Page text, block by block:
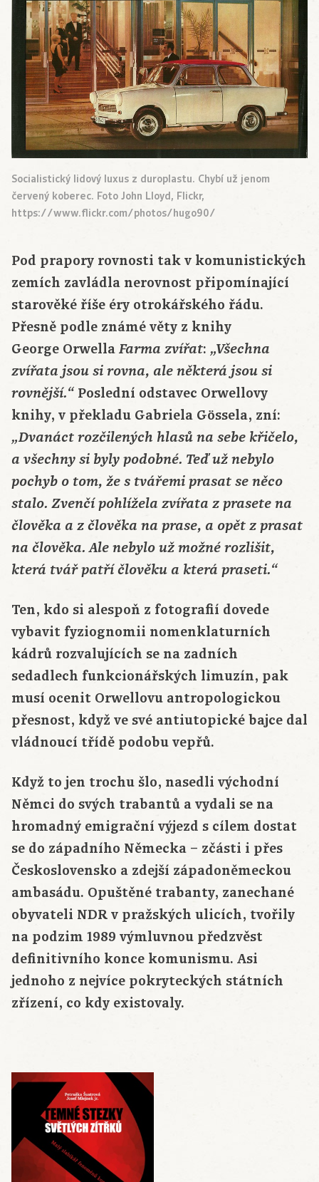
Socialistický lidový luxus z duroplastu. Chybí už jenom
červený koberec. Foto John Lloyd, Flickr,
https://www.flickr.com/photos/hugo90/
Pod prapory rovnosti tak v komunistických
zemích zavládla nerovnost připomínající
starověké říše éry otrokářského řádu.
Přesně podle známé věty z knihy
George Orwella Farma zvířat: „Všechna
zvířata jsou si rovna, ale některá jsou si
rovnější.“ Poslední odstavec Orwellovy
knihy, v překladu Gabriela Gössela, zní:
„Dvanáct rozčilených hlasů na sebe křičelo,
a všechny si byly podobné. Teď už nebylo
pochyb o tom, že s tvářemi prasat se něco
stalo. Zvenčí pohlížela zvířata z prasete na
člověka a z člověka na prase, a opět z prasat
na člověka. Ale nebylo už možné rozlišit,
která tvář patří člověku a která praseti.“
Ten, kdo si alespoň z fotografií dovede
vybavit fyziognomii nomenklaturních
kádrů rozvalujících se na zadních
sedadlech funkcionářských limuzín, pak
musí ocenit Orwellovu antropologickou
přesnost, když ve své antiutopické bajce dal
vládnoucí třídě podobu vepřů.
Když to jen trochu šlo, nasedli východní
Němci do svých trabantů a vydali se na
hromadný emigrační výjezd s cílem dostat
se do západního Německa – zčásti i přes
Československo a zdejší západoněmeckou
ambasádu. Opuštěné trabanty, zanechané
obyvateli NDR v pražských ulicích, tvořily
na podzim 1989 výmluvnou předzvěst
definitivního konce komunismu. Asi
jednoho z nejvíce pokryteckých státních
zřízení, co kdy existovaly.